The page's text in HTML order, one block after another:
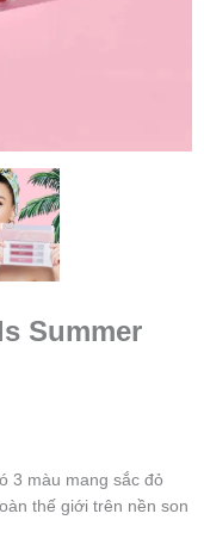
Summer
3 màu mang sắc đỏ
thế giới trên nền son